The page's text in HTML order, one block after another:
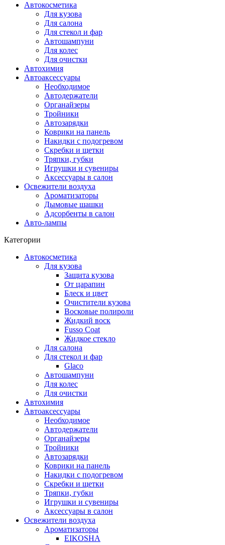
Автокосметика
Для кузова
Для салона
Для стекол и фар
Автошампуни
Для колес
Для очистки
Автохимия
Автоаксессуары
Необходимое
Автодержатели
Органайзеры
Тройники
Автозарядки
Коврики на панель
Накидки с подогревом
Скребки и щетки
Тряпки, губки
Игрушки и сувениры
Аксессуары в салон
Освежители воздуха
Ароматизаторы
Дымовые шашки
Адсорбенты в салон
Авто-лампы
Категории
Автокосметика
Для кузова
Защита кузова
От царапин
Блеск и цвет
Очистители кузова
Восковые полироли
Жидкий воск
Fusso Coat
Жидкое стекло
Для салона
Для стекол и фар
Glaco
Автошампуни
Для колес
Для очистки
Автохимия
Автоаксессуары
Необходимое
Автодержатели
Органайзеры
Тройники
Автозарядки
Коврики на панель
Накидки с подогревом
Скребки и щетки
Тряпки, губки
Игрушки и сувениры
Аксессуары в салон
Освежители воздуха
Ароматизаторы
EIKOSHA